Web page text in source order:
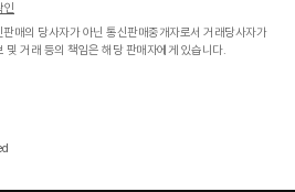
초 - 1268호
(바바더닷컴)
인
매의 당사자가 아닌 통신판매중개자로서 거래당사자가
및 거래 등의 책임은 해당 판매자에게 있습니다.